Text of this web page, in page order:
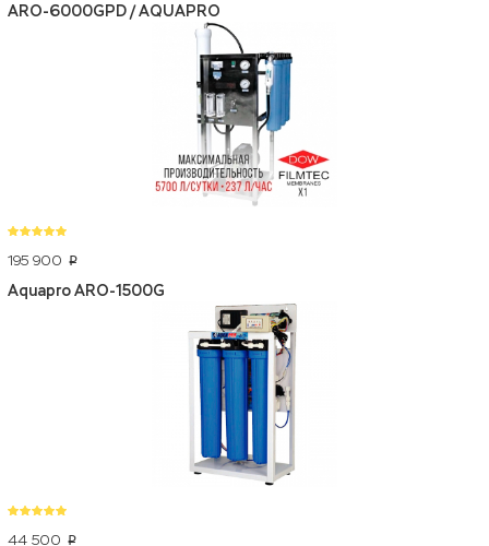
ARO-6000GPD / AQUAPRO
195 900 p
Aquapro ARO-1500G
44 500 p